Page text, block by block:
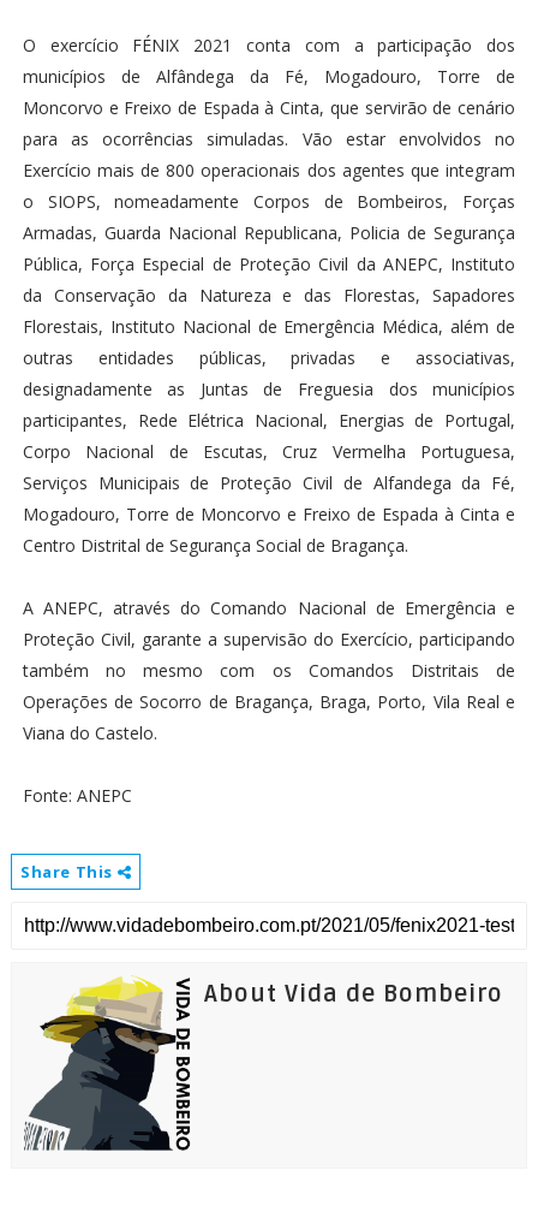
O exercício FÉNIX 2021 conta com a participação dos
municípios de Alfândega da Fé, Mogadouro, Torre de
Moncorvo e Freixo de Espada à Cinta, que servirão de cenário
para as ocorrências simuladas. Vão estar envolvidos no
Exercício mais de 800 operacionais dos agentes que integram
o SIOPS, nomeadamente Corpos de Bombeiros, Forças
Armadas, Guarda Nacional Republicana, Policia de Segurança
Pública, Força Especial de Proteção Civil da ANEPC, Instituto
da Conservação da Natureza e das Florestas, Sapadores
Florestais, Instituto Nacional de Emergência Médica, além de
outras entidades públicas, privadas e associativas,
designadamente as Juntas de Freguesia dos municípios
participantes, Rede Elétrica Nacional, Energias de Portugal,
Corpo Nacional de Escutas, Cruz Vermelha Portuguesa,
Serviços Municipais de Proteção Civil de Alfandega da Fé,
Mogadouro, Torre de Moncorvo e Freixo de Espada à Cinta e
Centro Distrital de Segurança Social de Bragança.
A ANEPC, através do Comando Nacional de Emergência e
Proteção Civil, garante a supervisão do Exercício, participando
também no mesmo com os Comandos Distritais de
Operações de Socorro de Bragança, Braga, Porto, Vila Real e
Viana do Castelo.
Fonte: ANEPC
Share This
About Vida de Bombeiro